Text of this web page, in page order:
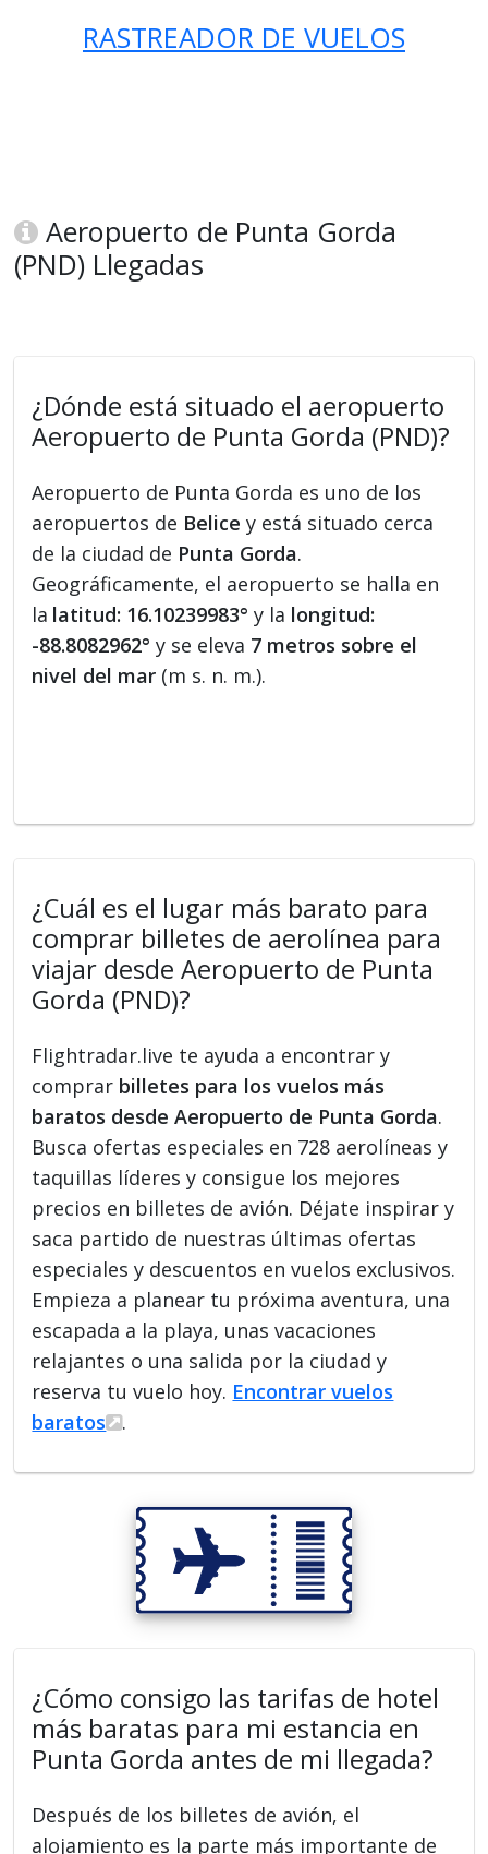
RASTREADOR DE VUELOS
Aeropuerto de Punta Gorda
(PND) Llegadas
¿Dónde está situado el aeropuerto
Aeropuerto de Punta Gorda (PND)?
Aeropuerto de Punta Gorda es uno de los
aeropuertos de Belice y está situado cerca
de la ciudad de Punta Gorda.
Geográficamente, el aeropuerto se halla en
la latitud: 16.10239983° y la longitud:
-88.8082962° y se eleva 7 metros sobre el
nivel del mar (m s. n. m.).
¿Cuál es el lugar más barato para
comprar billetes de aerolínea para
viajar desde Aeropuerto de Punta
Gorda (PND)?
Flightradar.live te ayuda a encontrar y
comprar billetes para los vuelos más
baratos desde Aeropuerto de Punta Gorda.
Busca ofertas especiales en 728 aerolíneas y
taquillas líderes y consigue los mejores
precios en billetes de avión. Déjate inspirar y
saca partido de nuestras últimas ofertas
especiales y descuentos en vuelos exclusivos.
Empieza a planear tu próxima aventura, una
escapada a la playa, unas vacaciones
relajantes o una salida por la ciudad y
reserva tu vuelo hoy. Encontrar vuelos
baratos
.
¿Cómo consigo las tarifas de hotel
más baratas para mi estancia en
Punta Gorda antes de mi llegada?
Después de los billetes de avión, el
alojamiento es la parte más importante de